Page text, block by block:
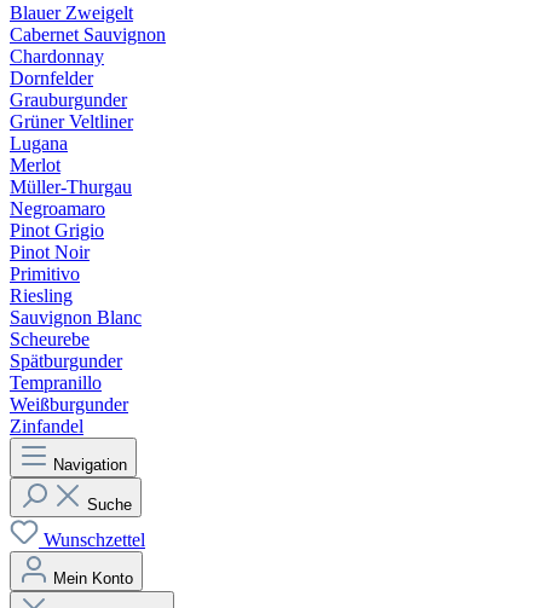
Blauer Zweigelt
Cabernet Sauvignon
Chardonnay
Dornfelder
Grauburgunder
Grüner Veltliner
Lugana
Merlot
Müller-Thurgau
Negroamaro
Pinot Grigio
Pinot Noir
Primitivo
Riesling
Sauvignon Blanc
Scheurebe
Spätburgunder
Tempranillo
Weißburgunder
Zinfandel
Navigation
Suche
Wunschzettel
Mein Konto